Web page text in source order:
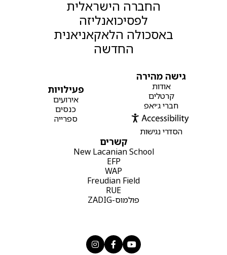
החברה הישראלית
לפסיכואנליזה
באסכולה הלאקאניאנית
החדשה
גישה מהירה
אודות
קרטלים
חברי ג׳יאפ
הסדרי נגישות
פעילויות
אירועים
כנסים
ספרייה
קשרים
New Lacanian School
EFP
WAP
Freudian Field
RUE
פולמוס-ZADIG


